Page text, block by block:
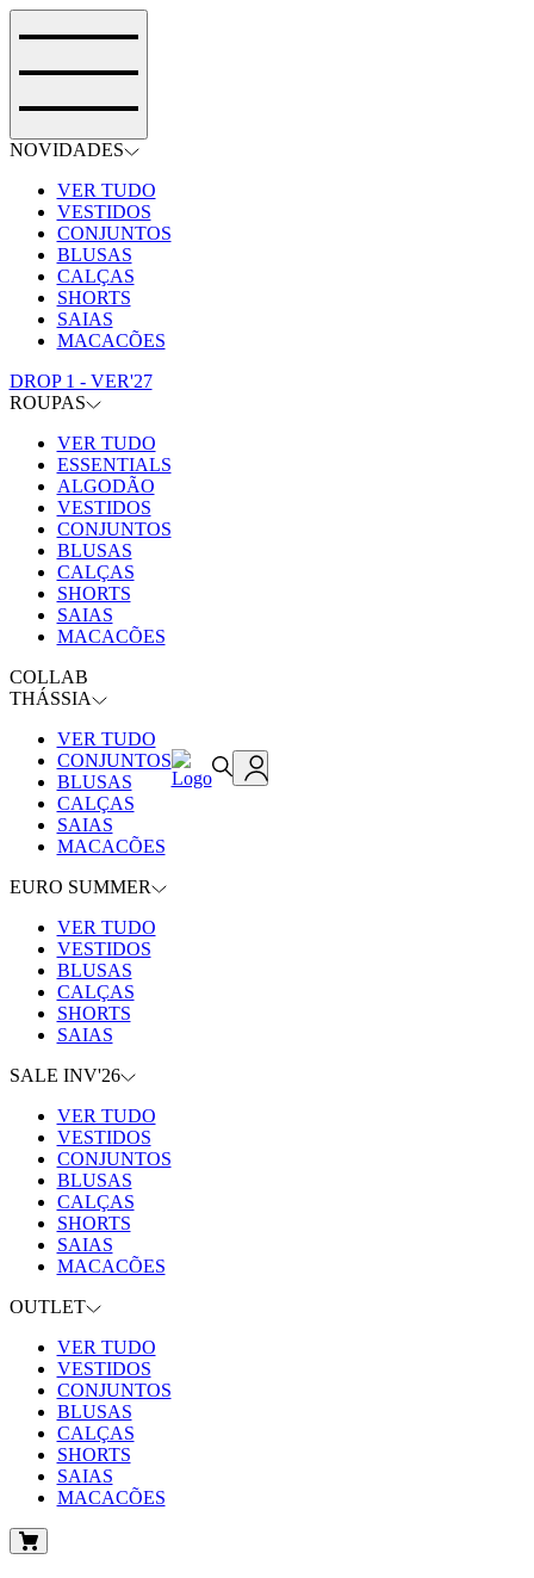
NOVIDADES
VER TUDO
VESTIDOS
CONJUNTOS
BLUSAS
CALÇAS
SHORTS
SAIAS
MACACÕES
DROP 1 - VER'27
ROUPAS
VER TUDO
ESSENTIALS
ALGODÃO
VESTIDOS
CONJUNTOS
BLUSAS
CALÇAS
SHORTS
SAIAS
MACACÕES
COLLAB
THÁSSIA
VER TUDO
CONJUNTOS
BLUSAS
CALÇAS
SAIAS
MACACÕES
EURO SUMMER
VER TUDO
VESTIDOS
BLUSAS
CALÇAS
SHORTS
SAIAS
SALE INV'26
VER TUDO
VESTIDOS
CONJUNTOS
BLUSAS
CALÇAS
SHORTS
SAIAS
MACACÕES
OUTLET
VER TUDO
VESTIDOS
CONJUNTOS
BLUSAS
CALÇAS
SHORTS
SAIAS
MACACÕES